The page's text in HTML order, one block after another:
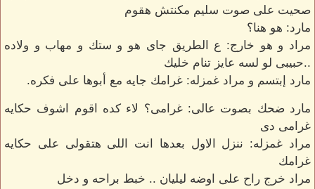
صحيت على صوت سليم مكنتش هقوم
مارد: هو هنا؟
مراد و هو خارج: ع الطريق جاى هو و ستك و مهاب و ولاده
..حبيبى لو لسه عايز تنام خليك
مارد إبتسم و مراد غمزله: غرامك جايه مع أبوها على فكره.
مارد ضحك بصوت عالى: غرامى؟ لاء كده اقوم اشوف حكايه
غرامى دى
مراد غمزله: ننزل الاول بعدها انت اللى هتقولى على حكايه
غرامك
مراد خرج راح على اوضه ليليان .. خبط براحه و دخل